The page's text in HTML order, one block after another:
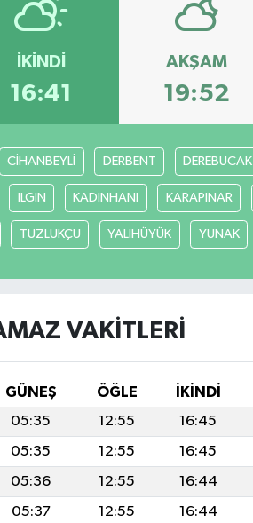
İKINDI
16:41
AKŞAM
19:52
CİHANBEYLİ DERBENT DEREBUCAK
ILGIN KADINHANI KARAPINAR
TUZLUKÇU YALIHÜYÜK YUNAK
VAKITLERI
GÜNEŞ ÖĞLE İKINDI
05:35 12:55 16:45
05:35 12:55 16:45
05:36 12:55 16:44
05:37 12:55 16:44